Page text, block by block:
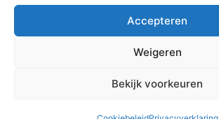
Accepteren
Weigeren
Bekijk voorkeuren
Contact
Plan direct een afspraak
© Homeopathie Holten 2026